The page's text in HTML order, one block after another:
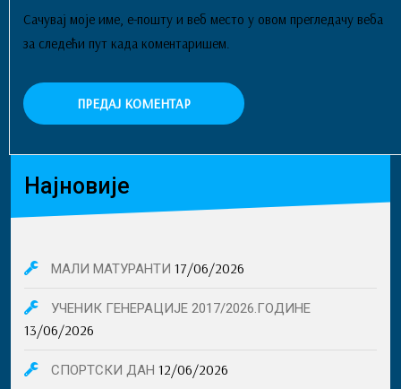
Сачувај моје име, е-пошту и веб место у овом прегледачу веба
за следећи пут када коментаришем.
Најновије
МАЛИ МАТУРАНТИ 17/06/2026
УЧЕНИК ГЕНЕРАЦИЈЕ 2017/2026.ГОДИНЕ
13/06/2026
СПОРТСКИ ДАН 12/06/2026